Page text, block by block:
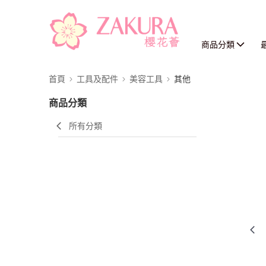
商品分類
首頁 工具及配件 美容工具 其他
商品分類
所有分類